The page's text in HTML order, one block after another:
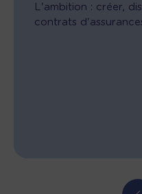
L'ambition : créer,
contrats